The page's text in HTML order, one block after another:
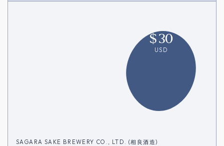
$30
USD
SAGARA SAKE BREWERY CO., LTD. (相良酒造)